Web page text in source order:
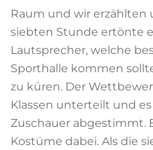
Raum und wir erzählten
siebten Stunde ertönte
Lautsprecher, welche
Sporthalle kommen
zu küren. Der
Klassen unterteilt und
Zuschauer abgestimmt.
Kostüme dabei. Als die